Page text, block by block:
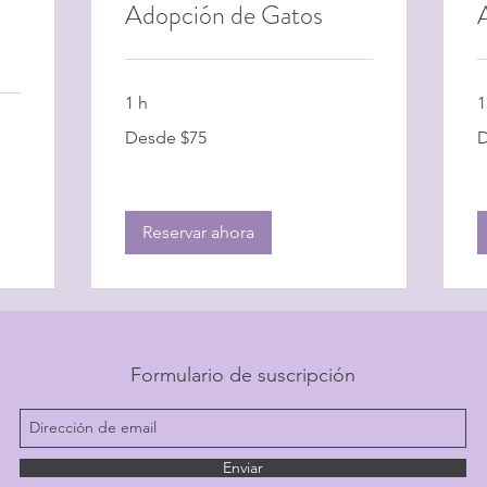
Adopción de Gatos
1 h
$75
Desde $75
Reservar ahora
Formulario de suscripción
Enviar